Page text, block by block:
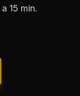
15 min.